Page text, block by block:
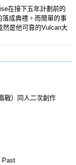
在接下五年計劃前的
落成典禮。而簡單的事
然是他可靠的Vulcan大
）同人二次創作